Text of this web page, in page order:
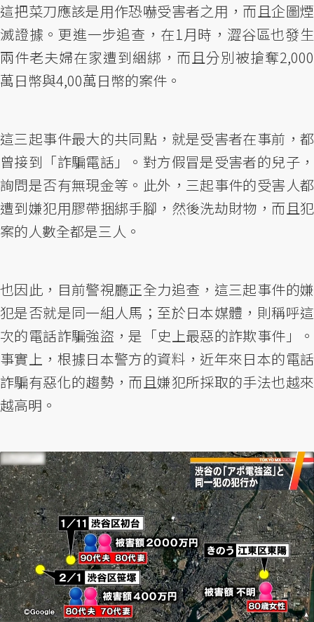
這把菜刀應該是用作恐嚇受害者之用，而且企圖煙
滅證據。更進一步追查，在1月時，澀谷區也發生
兩件老夫婦在家遭到綑綁，而且分別被搶奪2,000
萬日幣與4,00萬日幣的案件。
這三起事件最大的共同點，就是受害者在事前，都
曾接到「詐騙電話」。對方假冒是受害者的兒子，
詢問是否有無現金等。此外，三起事件的受害人都
遭到嫌犯用膠帶捆綁手腳，然後洗劫財物，而且犯
案的人數全都是三人。
也因此，目前警視廳正全力追查，這三起事件的嫌
犯是否就是同一組人馬；至於日本媒體，則稱呼這
次的電話詐騙強盜，是「史上最惡的詐欺事件」。
事實上，根據日本警方的資料，近年來日本的電話
詐騙有惡化的趨勢，而且嫌犯所採取的手法也越來
越高明。